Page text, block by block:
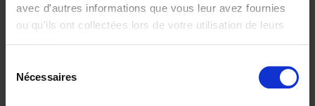
avec d'autres informations que vous leur avez fournies
ou qu'ils ont collectées lors de votre utilisation de leurs
Nécessaires